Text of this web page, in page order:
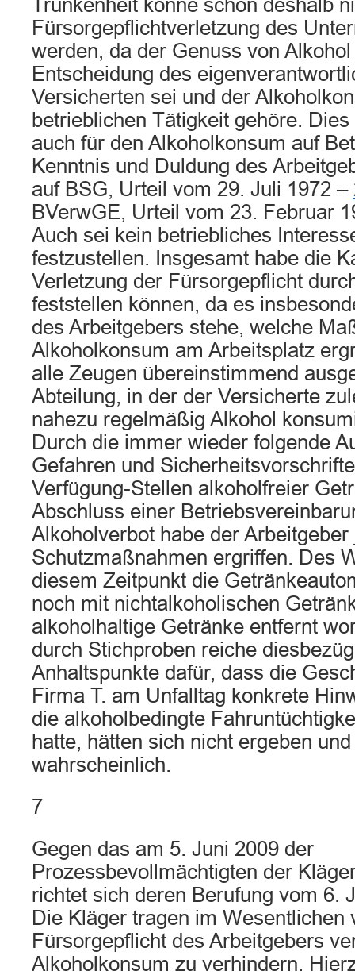
Trunkenheit könne schon deshalb
Fürsorgepflichtverletzung des
werden, da der Genuss von
Entscheidung des
Versicherten sei und der
betrieblichen Tätigkeit gehöre.
auch für den Alkoholkonsum auf
Kenntnis und Duldung des
auf BSG, Urteil vom 29. Juli 1972 –
BVerwGE, Urteil vom 23. Februar
Auch sei kein betriebliches
festzustellen. Insgesamt habe die
Verletzung der Fürsorgepflicht
feststellen können, da es
des Arbeitgebers stehe, welche
Alkoholkonsum am Arbeitsplatz
alle Zeugen übereinstimmend
Abteilung, in der der Versicherte
nahezu regelmäßig Alkohol
Durch die immer wieder folgende
Gefahren und
Verfügung-Stellen alkoholfreier
Abschluss einer
Alkoholverbot habe der
Schutzmaßnahmen ergriffen. Des
diesem Zeitpunkt die
noch mit nichtalkoholischen
alkoholhaltige Getränke entfernt
durch Stichproben reiche
Anhaltspunkte dafür, dass die
Firma T. am Unfalltag konkrete
die alkoholbedingte
hatte, hätten sich nicht ergeben
wahrscheinlich.
7
Gegen das am 5. Juni 2009 der
Prozessbevollmächtigten der
richtet sich deren Berufung vom 6.
Die Kläger tragen im Wesentlichen
Fürsorgepflicht des Arbeitgebers
Alkoholkonsum zu verhindern.